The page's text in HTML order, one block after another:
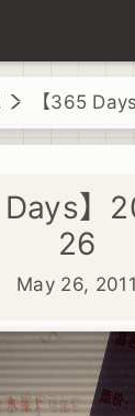
【365
Days】
26
May 26, 2011